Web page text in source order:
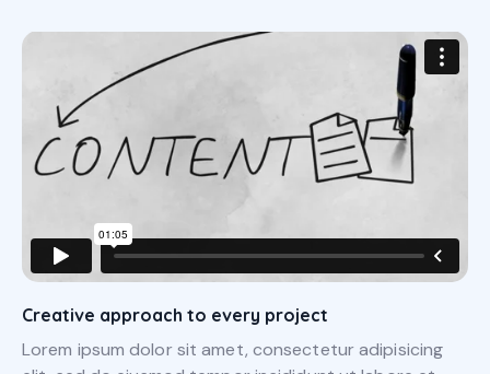
Creative approach to every project
Lorem ipsum dolor sit amet, consectetur adipisicing